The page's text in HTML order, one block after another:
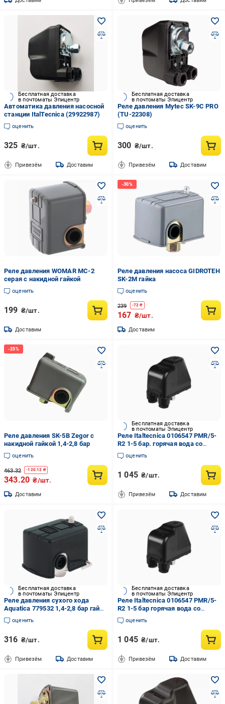
Бесплатная доставка
в почтоматы Эпицентр
Автоматика давления насосной
станции ItalTecnica (29922987)
оценить
325 ₴/шт.
Привезём Доставим
Бесплатная доставка
в почтоматы Эпицентр
Реле давления Mytec SK-9C PRO
(TU-22308)
оценить
300 ₴/шт.
Привезём Доставим
Реле давления WOMAR MC-2
серая с накидной гайкой
оценить
199 ₴/шт.
Доставим
Реле давления насоса GIDROTEH
SK-2M гайка
оценить
239 -72 ₴
167 ₴/шт.
Доставим
Реле давления SK-5B Zegor с
накидной гайкой 1,4-2,8 бар
оценить
463.32 -120.12 ₴
343.20 ₴/шт.
Доставим
Бесплатная доставка
в почтоматы Эпицентр
Реле Italtecnica 0106547 РМR/5-
R2 1-5 бар. горячая вода со
шкалой 110С (AKD50022)
оценить
1 045 ₴/шт.
Привезём Доставим
Бесплатная доставка
в почтоматы Эпицентр
Реле давления сухого хода
Aquatica 779532 1,4-2,8 бар гайка
(AKD4160)
оценить
316 ₴/шт.
Привезём Доставим
Бесплатная доставка
в почтоматы Эпицентр
Реле Italtecnica 0106547 РМR/5-
R2 1-5 бар горячая вода со
шкалой 110С (AKD50022)
оценить
1 045 ₴/шт.
Привезём Доставим